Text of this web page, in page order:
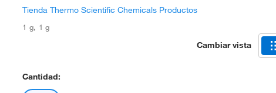
Tienda Thermo Scientific Chemicals Productos
1 g, 1 g
Cambiar vista
Cantidad: